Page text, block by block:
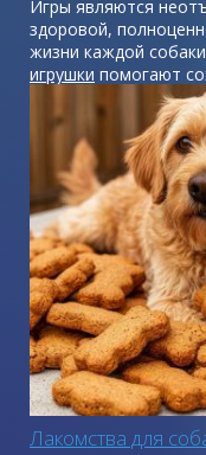
Игры являются
здоровой,
жизни каждой
игрушки помогают
и
Лакомства для